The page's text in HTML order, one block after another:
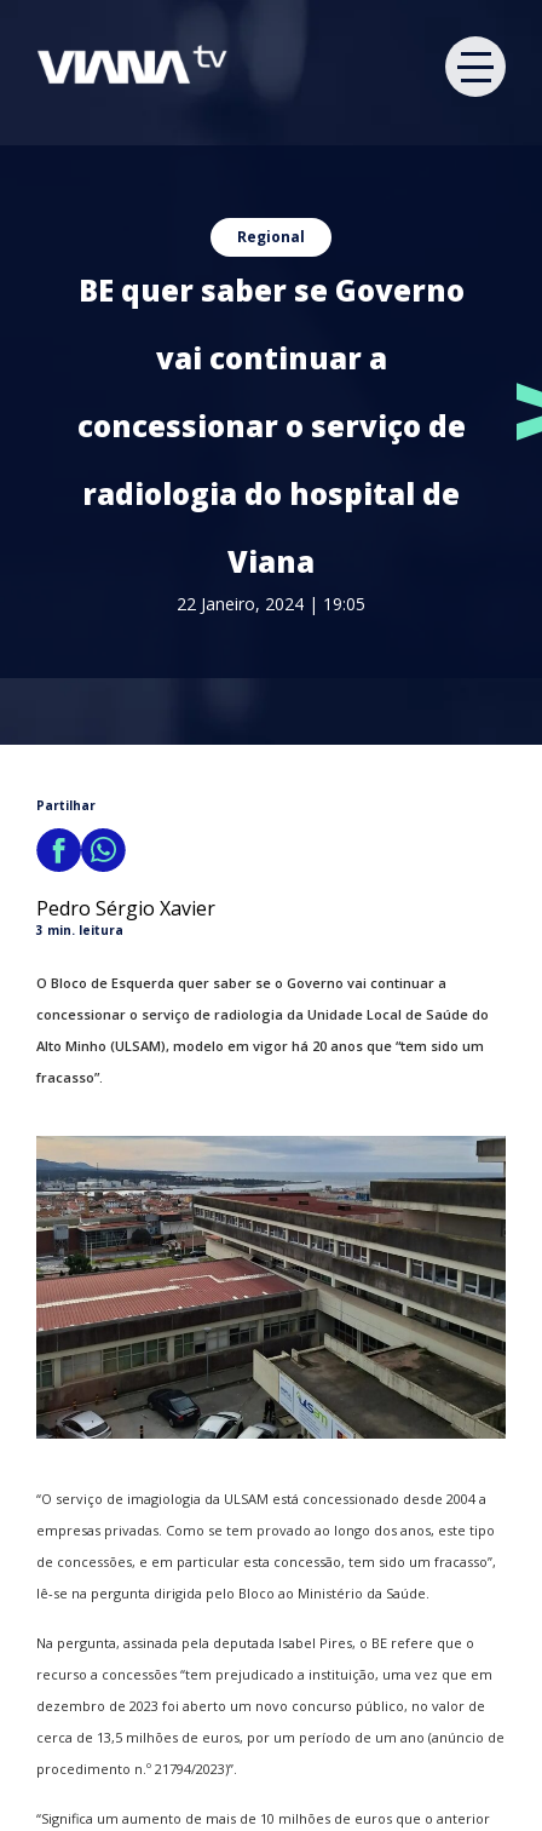
Regional
BE quer saber se Governo
vai continuar a
concessionar o serviço de
radiologia do hospital de
Viana
22 Janeiro, 2024 | 19:05
Partilhar
Pedro Sérgio Xavier
3 min. leitura
O Bloco de Esquerda quer saber se o Governo vai continuar a
concessionar o serviço de radiologia da Unidade Local de Saúde do
Alto Minho (ULSAM), modelo em vigor há 20 anos que “tem sido um
fracasso”.
“O serviço de imagiologia da ULSAM está concessionado desde 2004 a
empresas privadas. Como se tem provado ao longo dos anos, este tipo
de concessões, e em particular esta concessão, tem sido um fracasso”,
lê-se na pergunta dirigida pelo Bloco ao Ministério da Saúde.
Na pergunta, assinada pela deputada Isabel Pires, o BE refere que o
recurso a concessões “tem prejudicado a instituição, uma vez que em
dezembro de 2023 foi aberto um novo concurso público, no valor de
cerca de 13,5 milhões de euros, por um período de um ano (anúncio de
procedimento n.º 21794/2023)”.
“Significa um aumento de mais de 10 milhões de euros que o anterior